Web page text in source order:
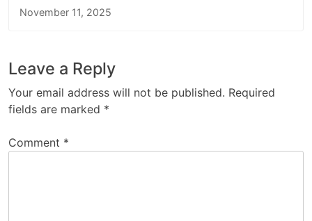
November 11, 2025
Leave a Reply
Your email address will not be published. Required
fields are marked *
Comment *